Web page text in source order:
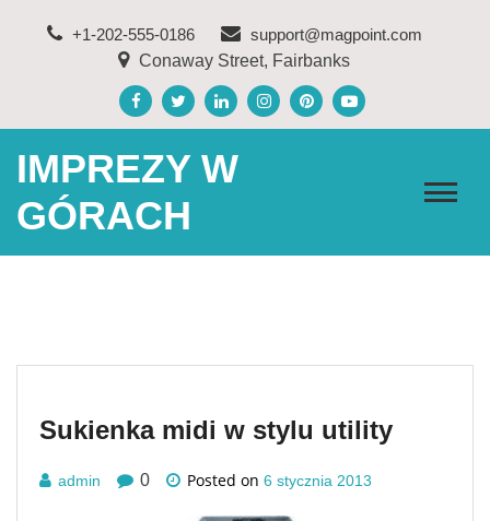
+1-202-555-0186
support@magpoint.com
Conaway Street, Fairbanks
IMPREZY W
GÓRACH
Sukienka midi w stylu utility
admin 0 Posted on 6 stycznia 2013